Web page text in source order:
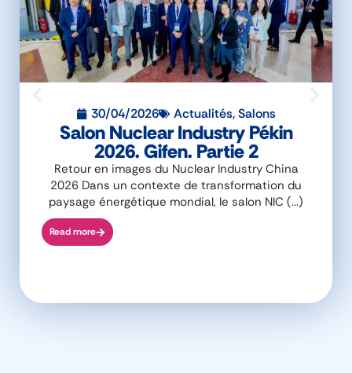
30/04/2026 Actualités,Salons
Salon Nuclear Industry Pékin
2026. Gifen. Partie 2
Retour en images du Nuclear Industry China
2026 Dans un contexte de transformation du
paysage énergétique mondial, le salon NIC (...)
Read more